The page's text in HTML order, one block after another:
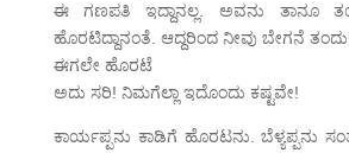
ಈ ಗಣಪತಿ ಇದ್ದಾನಲ್ಲ. ಅವನು ತಾನೂ
ಹೊರಟಿದ್ದಾನಂತೆ. ಆದ್ದರಿಂದ ನೀವು ಬೇಗನೆ
ಈಗಲೇ ಹೊರಟೆ
ಅದು ಸರಿ! ನಿಮಗೆಲ್ಲಾ ಇದೊಂದು ಕಷ್ಟವೇ!
ಕಾರ್ಯಪ್ಪನು ಕಾಡಿಗೆ ಹೊರಟನು. ಬೆಳ್ಯಪ್ಪನು